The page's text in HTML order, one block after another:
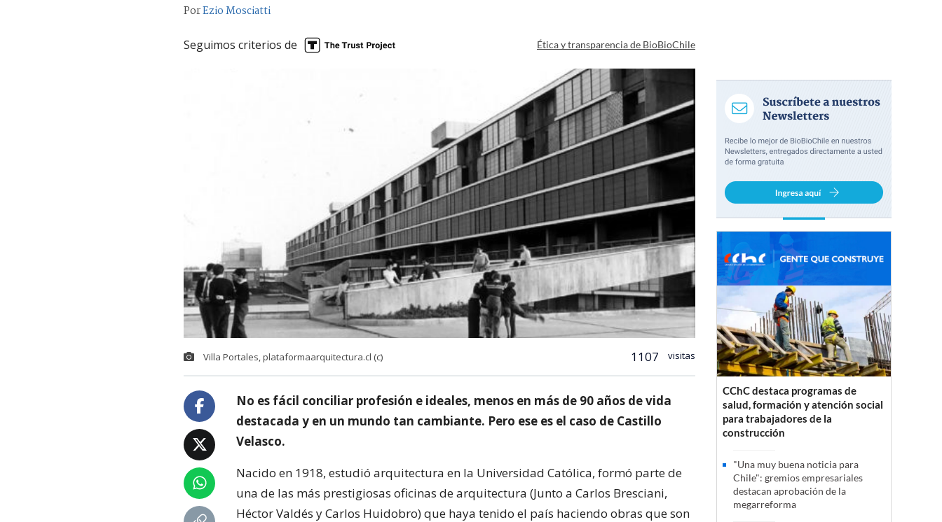
PorEzio Mosciatti
Seguimos criterios de Ética y transparencia de BioBioChile
Villa Portales, plataformaarquitectura.cl (c) 1107 visitas
No es fácil conciliar profesión e ideales, menos en más de 90 años de vida
destacada y en un mundo tan cambiante. Pero ese es el caso de Castillo
Velasco.
Nacido en 1918, estudió arquitectura en la Universidad Católica, formó parte de
una de las más prestigiosas oficinas de arquitectura (Junto a Carlos Bresciani,
Héctor Valdés y Carlos Huidobro) que haya tenido el país haciendo obras que son
CChC destaca programas de
salud, formación y atención social
para trabajadores de la
construcción
"Una muy buena noticia para
Chile": gremios empresariales
destacan aprobación de la
megarreforma